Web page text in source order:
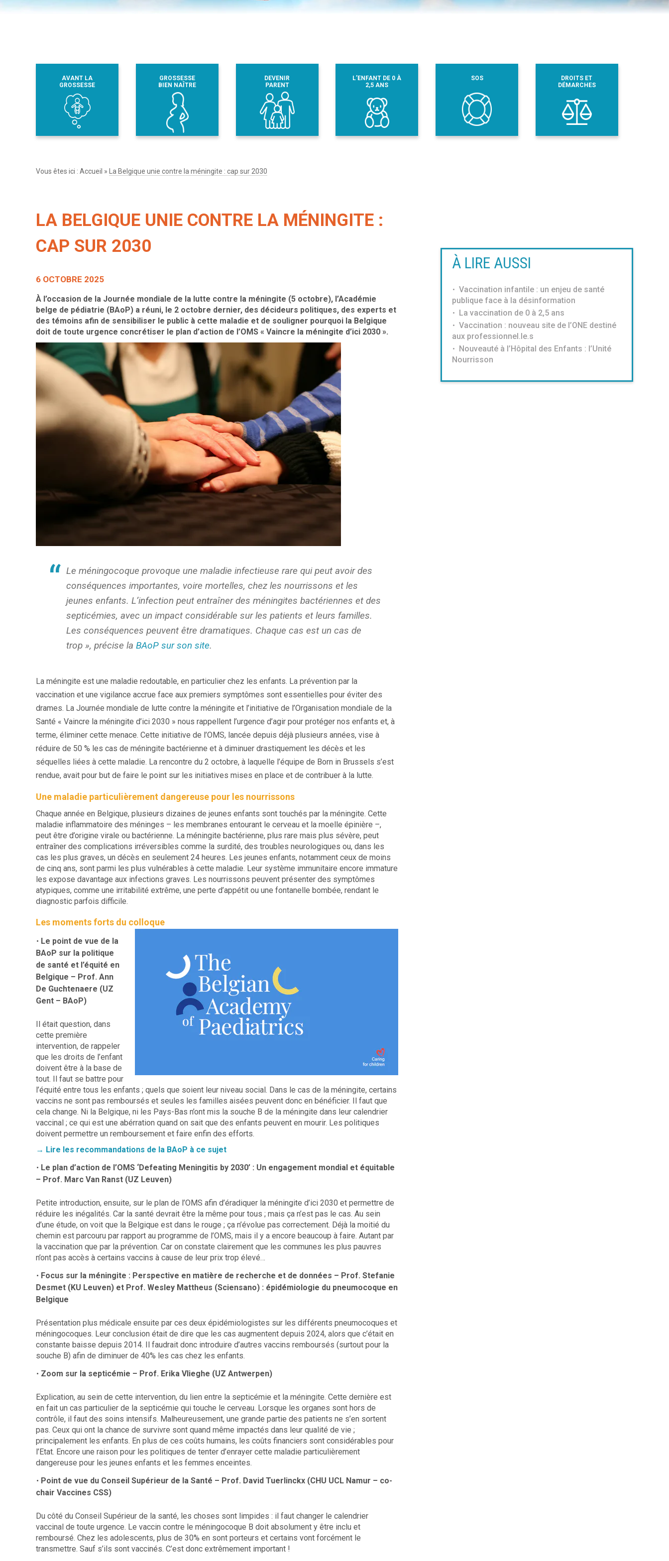
AVANT LA
GROSSESSE
GROSSESSE
BIEN NAÎTRE
DEVENIR
PARENT
L’ENFANT DE 0 À
2,5 ANS
SOS
DROITS ET
DÉMARCHES
Vous êtes ici : Accueil » La Belgique unie contre la méningite : cap sur 2030
LA BELGIQUE UNIE CONTRE LA MÉNINGITE :
CAP SUR 2030
6 OCTOBRE 2025
À l’occasion de la Journée mondiale de la lutte contre la méningite (5 octobre), l’Académie
belge de pédiatrie (BAoP) a réuni, le 2 octobre dernier, des décideurs politiques, des experts et
des témoins afin de sensibiliser le public à cette maladie et de souligner pourquoi la Belgique
doit de toute urgence concrétiser le plan d’action de l’OMS « Vaincre la méningite d’ici 2030 ».
Le méningocoque provoque une maladie infectieuse rare qui peut avoir des
conséquences importantes, voire mortelles, chez les nourrissons et les
jeunes enfants. L’infection peut entraîner des méningites bactériennes et des
septicémies, avec un impact considérable sur les patients et leurs familles.
Les conséquences peuvent être dramatiques. Chaque cas est un cas de
trop », précise la BAoP sur son site.
La méningite est une maladie redoutable, en particulier chez les enfants. La prévention par la
vaccination et une vigilance accrue face aux premiers symptômes sont essentielles pour éviter des
drames. La Journée mondiale de lutte contre la méningite et l’initiative de l’Organisation mondiale de la
Santé « Vaincre la méningite d’ici 2030 » nous rappellent l’urgence d’agir pour protéger nos enfants et, à
terme, éliminer cette menace. Cette initiative de l’OMS, lancée depuis déjà plusieurs années, vise à
réduire de 50 % les cas de méningite bactérienne et à diminuer drastiquement les décès et les
séquelles liées à cette maladie. La rencontre du 2 octobre, à laquelle l’équipe de Born in Brussels s’est
rendue, avait pour but de faire le point sur les initiatives mises en place et de contribuer à la lutte.
Une maladie particulièrement dangereuse pour les nourrissons
Chaque année en Belgique, plusieurs dizaines de jeunes enfants sont touchés par la méningite. Cette
maladie inflammatoire des méninges – les membranes entourant le cerveau et la moelle épinière –,
peut être d’origine virale ou bactérienne. La méningite bactérienne, plus rare mais plus sévère, peut
entraîner des complications irréversibles comme la surdité, des troubles neurologiques ou, dans les
cas les plus graves, un décès en seulement 24 heures. Les jeunes enfants, notamment ceux de moins
de cinq ans, sont parmi les plus vulnérables à cette maladie. Leur système immunitaire encore immature
les expose davantage aux infections graves. Les nourrissons peuvent présenter des symptômes
atypiques, comme une irritabilité extrême, une perte d’appétit ou une fontanelle bombée, rendant le
diagnostic parfois difficile.
Les moments forts du colloque
Le point de vue de la
BAoP sur la politique
de santé et l’équité en
Belgique – Prof. Ann
De Guchtenaere (UZ
Gent – BAoP)
Il était question, dans
cette première
intervention, de rappeler
que les droits de l’enfant
doivent être à la base de
tout. Il faut se battre pour
l’équité entre tous les enfants ; quels que soient leur niveau social. Dans le cas de la méningite, certains
vaccins ne sont pas remboursés et seules les familles aisées peuvent donc en bénéficier. Il faut que
cela change. Ni la Belgique, ni les Pays-Bas n’ont mis la souche B de la méningite dans leur calendrier
vaccinal ; ce qui est une abérration quand on sait que des enfants peuvent en mourir. Les politiques
doivent permettre un remboursement et faire enfin des efforts.
→ Lire les recommandations de la BAoP à ce sujet
Le plan d’action de l’OMS ‘Defeating Meningitis by 2030’ : Un engagement mondial et équitable
– Prof. Marc Van Ranst (UZ Leuven)
Petite introduction, ensuite, sur le plan de l’OMS afin d’éradiquer la méningite d’ici 2030 et permettre de
réduire les inégalités. Car la santé devrait être la même pour tous ; mais ça n’est pas le cas. Au sein
d’une étude, on voit que la Belgique est dans le rouge ; ça n’évolue pas correctement. Déjà la moitié du
chemin est parcouru par rapport au programme de l’OMS, mais il y a encore beaucoup à faire. Autant par
la vaccination que par la prévention. Car on constate clairement que les communes les plus pauvres
n’ont pas accès à certains vaccins à cause de leur prix trop élevé…
Focus sur la méningite : Perspective en matière de recherche et de données – Prof. Stefanie
Desmet (KU Leuven) et Prof. Wesley Mattheus (Sciensano) : épidémiologie du pneumocoque en
Belgique
Présentation plus médicale ensuite par ces deux épidémiologistes sur les différents pneumocoques et
méningocoques. Leur conclusion était de dire que les cas augmentent depuis 2024, alors que c’était en
constante baisse depuis 2014. Il faudrait donc introduire d’autres vaccins remboursés (surtout pour la
souche B) afin de diminuer de 40% les cas chez les enfants.
Zoom sur la septicémie – Prof. Erika Vlieghe (UZ Antwerpen)
Explication, au sein de cette intervention, du lien entre la septicémie et la méningite. Cette dernière est
en fait un cas particulier de la septicémie qui touche le cerveau. Lorsque les organes sont hors de
contrôle, il faut des soins intensifs. Malheureusement, une grande partie des patients ne s’en sortent
pas. Ceux qui ont la chance de survivre sont quand même impactés dans leur qualité de vie ;
principalement les enfants. En plus de ces coûts humains, les coûts financiers sont considérables pour
l’Etat. Encore une raison pour les politiques de tenter d’enrayer cette maladie particulièrement
dangereuse pour les jeunes enfants et les femmes enceintes.
Point de vue du Conseil Supérieur de la Santé – Prof. David Tuerlinckx (CHU UCL Namur – co-
chair Vaccines CSS)
Du côté du Conseil Supérieur de la santé, les choses sont limpides : il faut changer le calendrier
vaccinal de toute urgence. Le vaccin contre le méningocoque B doit absolument y être inclu et
remboursé. Chez les adolescents, plus de 30% en sont porteurs et certains vont forcément le
transmettre. Sauf s’ils sont vaccinés. C’est donc extrêmement important !
À LIRE AUSSI
Vaccination infantile : un enjeu de santé
publique face à la désinformation
La vaccination de 0 à 2,5 ans
Vaccination : nouveau site de l’ONE destiné
aux professionnel.le.s
Nouveauté à l’Hôpital des Enfants : l’Unité
Nourrisson